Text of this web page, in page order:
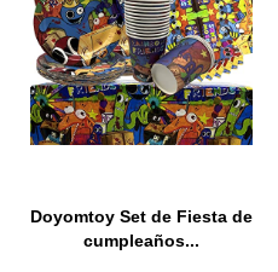
Doyomtoy Set de Fiesta de
cumpleaños...